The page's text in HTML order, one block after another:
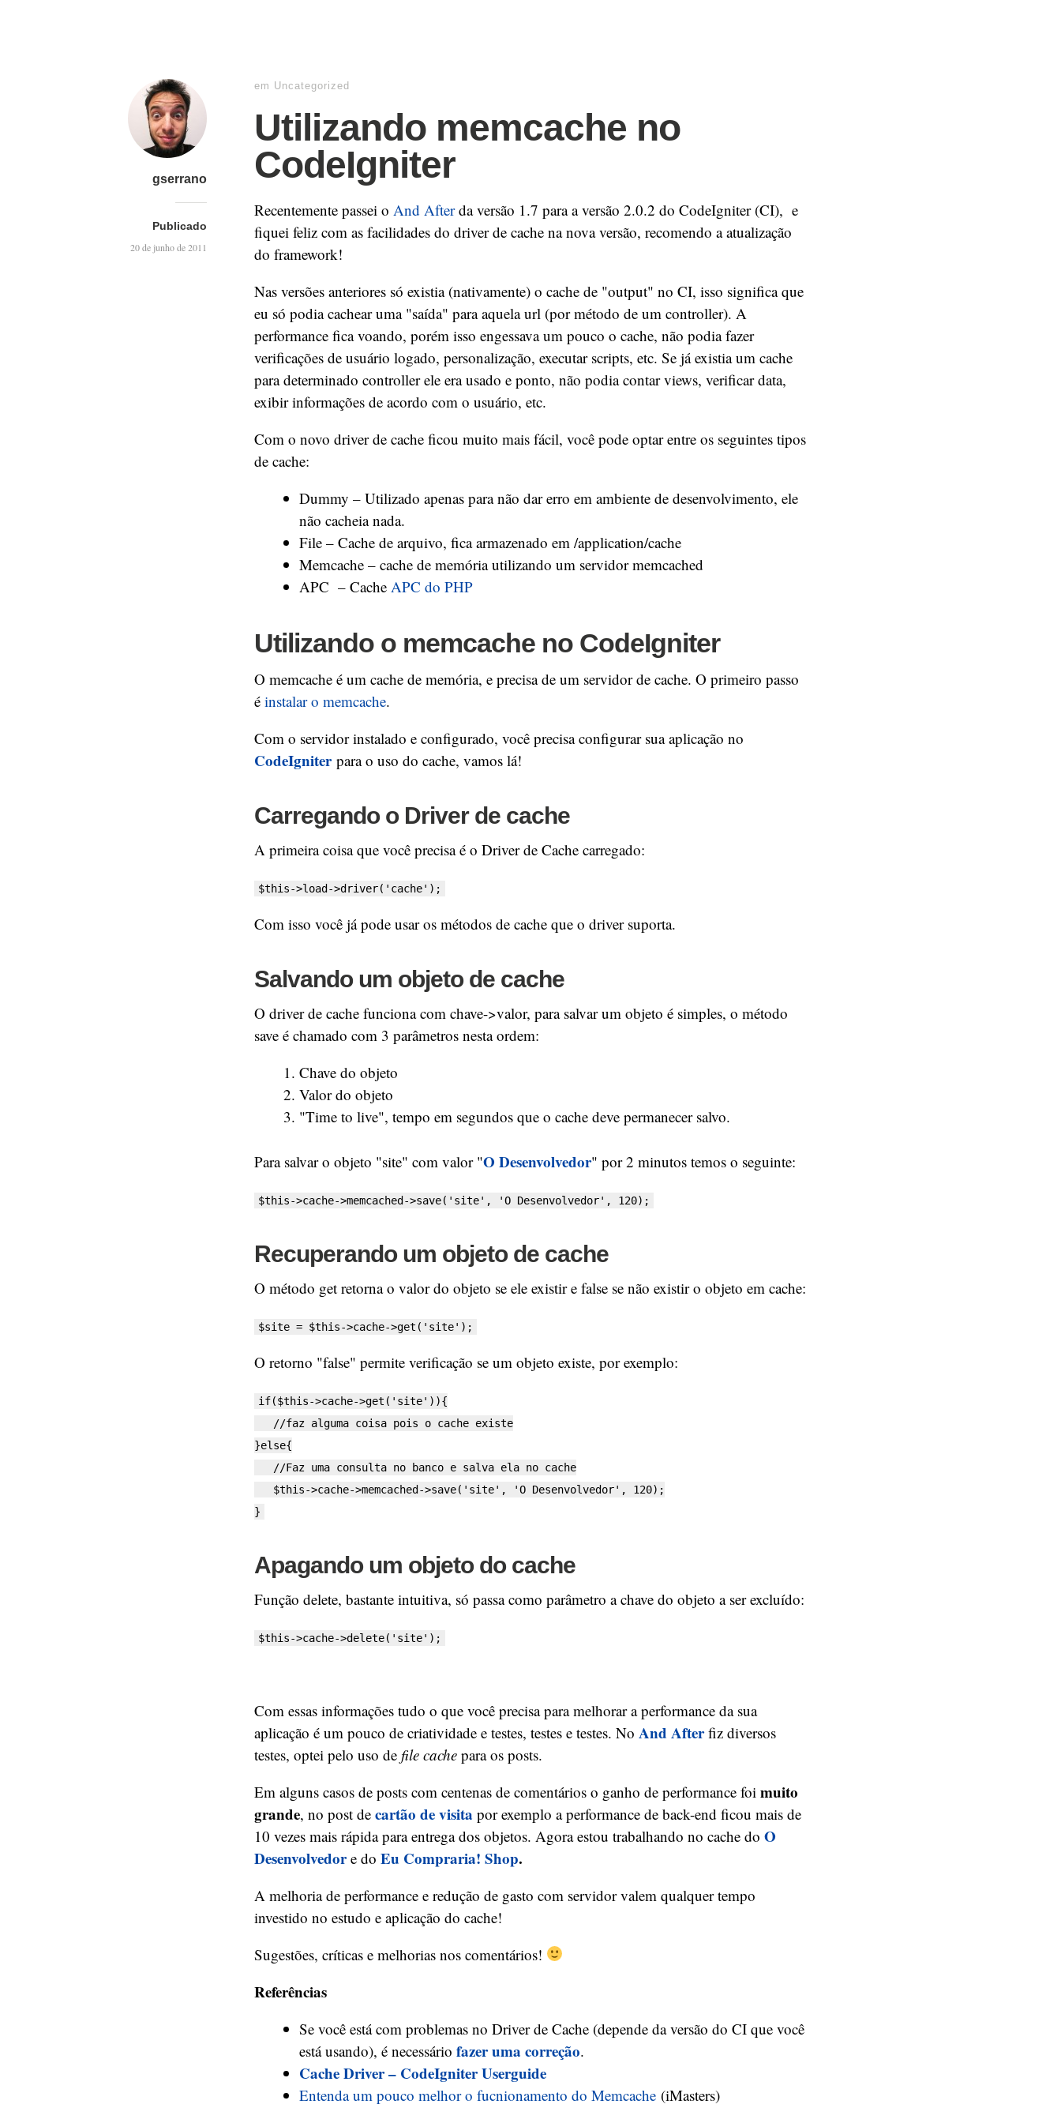
gserrano
Publicado
20 de junho de 2011
em Uncategorized
Utilizando memcache no
CodeIgniter
Recentemente passei o And Afterda versão 1.7 para a versão 2.0.2 do CodeIgniter (CI), e
fiquei feliz com as facilidades do driver de cache na nova versão, recomendo a atualização
do framework!
Nas versões anteriores só existia (nativamente) o cache de "output" no CI, isso significa que
eu só podia cachear uma "saída" para aquela url (por método de um controller). A
performance fica voando, porém isso engessava um pouco o cache, não podia fazer
verificações de usuário logado, personalização, executar scripts, etc. Se já existia um cache
para determinado controller ele era usado e ponto, não podia contar views, verificar data,
exibir informações de acordo com o usuário, etc.
Com o novo driver de cache ficou muito mais fácil, você pode optar entre os seguintes tipos
de cache:
Dummy – Utilizado apenas para não dar erro em ambiente de desenvolvimento, ele
não cacheia nada.
File – Cache de arquivo, fica armazenado em /application/cache
Memcache – cache de memória utilizando um servidor memcached
APC – Cache APC do PHP
Utilizando o memcache no CodeIgniter
O memcache é um cache de memória, e precisa de um servidor de cache. O primeiro passo
é instalar o memcache.
Com o servidor instalado e configurado, você precisa configurar sua aplicação no
CodeIgniter para o uso do cache, vamos lá!
Carregando o Driver de cache
A primeira coisa que você precisa é o Driver de Cache carregado:
$this->load->driver('cache');
Com isso você já pode usar os métodos de cache que o driver suporta.
Salvando um objeto de cache
O driver de cache funciona com chave->valor, para salvar um objeto é simples, o método
save é chamado com 3 parâmetros nesta ordem:
Chave do objeto
Valor do objeto
"Time to live", tempo em segundos que o cache deve permanecer salvo.
Para salvar o objeto "site" com valor "O Desenvolvedor" por 2 minutos temos o seguinte:
$this->cache->memcached->save('site', 'O Desenvolvedor', 120);
Recuperando um objeto de cache
O método get retorna o valor do objeto se ele existir e false se não existir o objeto em cache:
$site = $this->cache->get('site');
O retorno "false" permite verificação se um objeto existe, por exemplo:
if($this->cache->get('site')){
//faz alguma coisa pois o cache existe
}else{
//Faz uma consulta no banco e salva ela no cache
$this->cache->memcached->save('site', 'O Desenvolvedor', 120);
}
Apagando um objeto do cache
Função delete, bastante intuitiva, só passa como parâmetro a chave do objeto a ser excluído:
$this->cache->delete('site');
Com essas informações tudo o que você precisa para melhorar a performance da sua
aplicação é um pouco de criatividade e testes, testes e testes. No And Afterfiz diversos
testes, optei pelo uso de file cache para os posts.
Em alguns casos de posts com centenas de comentários o ganho de performance foi muito
grande, no post de cartão de visita por exemplo a performance de back-end ficou mais de
10 vezes mais rápida para entrega dos objetos. Agora estou trabalhando no cache do O
Desenvolvedore do Eu Compraria! Shop.
A melhoria de performance e redução de gasto com servidor valem qualquer tempo
investido no estudo e aplicação do cache!
Sugestões, críticas e melhorias nos comentários!
Referências
Se você está com problemas no Driver de Cache (depende da versão do CI que você
está usando), é necessário fazer uma correção.
Cache Driver – CodeIgniter Userguide
Entenda um pouco melhor o fucnionamento do Memcache (iMasters)